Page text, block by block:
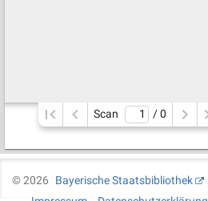
Scan / 0
©2026
Bayerische Staatsbibliothek